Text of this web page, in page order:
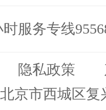
时服务专线
隐私政策
京市西城区复